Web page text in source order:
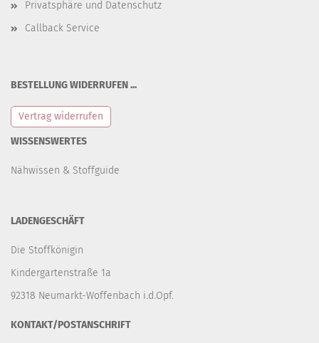
Privatsphäre und Datenschutz
Callback Service
BESTELLUNG WIDERRUFEN ...
Vertrag widerrufen
WISSENSWERTES
Nähwissen & Stoffguide
LADENGESCHÄFT
Die Stoffkönigin
Kindergartenstraße 1a
92318 Neumarkt-Woffenbach i.d.Opf.
KONTAKT/POSTANSCHRIFT